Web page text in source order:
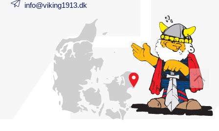
info@viking1913.dk